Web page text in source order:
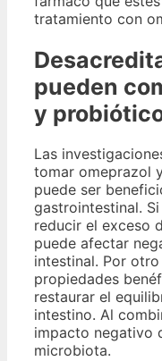
tratamiento con
pueden
y
Las
tomar omeprazol
puede ser
gastrointestinal.
reducir el exceso
puede afectar
intestinal. Por
propiedades
restaurar el
intestino. Al
impacto negativo
microbiota.